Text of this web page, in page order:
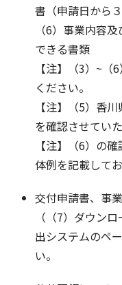
書（申請日から
（6）事業内容
できる書類
【注】（3）~（
ください。
【注】（5）香
を確認させてい
【注】（6）の
体例を記載して
交付申請書、事
（（7）ダウン
出システムのペ
い。